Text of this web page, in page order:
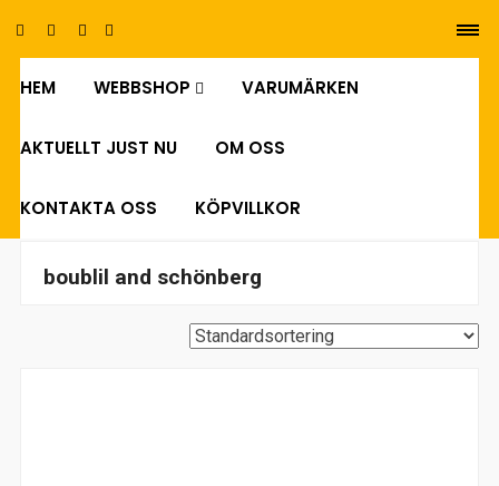
HEM WEBBSHOP VARUMÄRKEN
AKTUELLT JUST NU OM OSS
KONTAKTA OSS KÖPVILLKOR
boublil and schönberg